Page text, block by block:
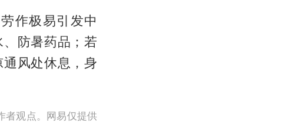
作极易引发中
防暑药品；若
风处休息，身
者观点。网易仅提供